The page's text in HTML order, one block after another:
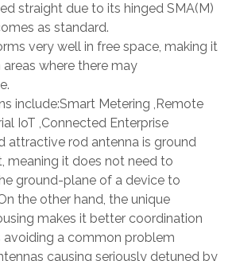
straight due to its hinged SMA(M)
as standard.
very well in free space, making it
where there may
include:Smart Metering ,Remote
IoT ,Connected Enterprise
attractive rod antenna is ground
meaning it does not need to
ground-plane of a device to
the other hand, the unique
makes it better coordination
avoiding a common problem
causing seriously detuned by